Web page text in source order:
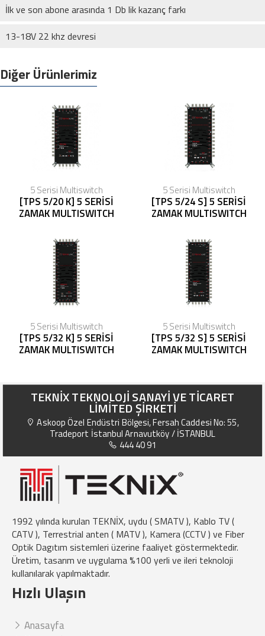
İlk ve son abone arasında 1 Db lik kazanç farkı
13-18V 22 khz devresi
Diğer Ürünlerimiz
5 Serisi Multiswitch
[TPS 5/20 K] 5 SERİSİ
ZAMAK MULTISWITCH
5 Serisi Multiswitch
[TPS 5/24 S] 5 SERİSİ
ZAMAK MULTISWITCH
5 Serisi Multiswitch
[TPS 5/32 K] 5 SERİSİ
ZAMAK MULTISWITCH
5 Serisi Multiswitch
[TPS 5/32 S] 5 SERİSİ
ZAMAK MULTISWITCH
TEKNİX TEKNOLOJİ SANAYİ VE TİCARET
LİMİTED ŞİRKETİ
Askoop Özel Endüstri Bölgesi, Fersah Caddesi No: 55,
Tradeport İstanbul Arnavutköy / İSTANBUL
444 40 91
1992 yılında kurulan TEKNİX, uydu ( SMATV ), Kablo TV (
CATV ), Terrestrial anten ( MATV ), Kamera (CCTV ) ve Fiber
Optik Dagıtım sistemleri üzerine faaliyet göstermektedir.
Üretim, tasarım ve uygulama %100 yerli ve ileri teknoloji
kullanılarak yapılmaktadır.
Hızlı Ulaşın
Anasayfa